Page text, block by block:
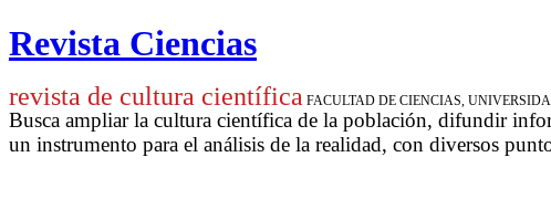
Revista Ciencias
revista de cultura científica FACULTAD DE CIENCIAS,
Busca ampliar la cultura científica de la población, difundir
un instrumento para el análisis de la realidad, con diversos